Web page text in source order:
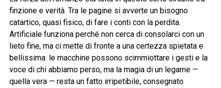
finzione e verità. Tra le pagine si avverte un bisogno
catartico, quasi fisico, di fare i conti con la perdita.
Artificiale funziona perché non cerca di consolarci con un
lieto fine, ma ci mette di fronte a una certezza spietata e
bellissima: le macchine possono scimmiottare i gesti e la
voce di chi abbiamo perso, ma la magia di un legame —
quella vera — resta un fatto irripetibile, consegnato